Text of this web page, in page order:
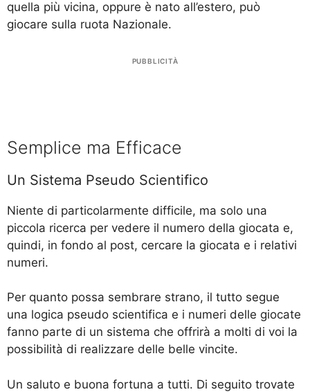
quella più vicina, oppure è nato all’estero, può
giocare sulla ruota Nazionale.
PUBBLICITÀ
Semplice ma Efficace
Un Sistema Pseudo Scientifico
Niente di particolarmente difficile, ma solo una
piccola ricerca per vedere il numero della giocata e,
quindi, in fondo al post, cercare la giocata e i relativi
numeri.
Per quanto possa sembrare strano, il tutto segue
una logica pseudo scientifica e i numeri delle giocate
fanno parte di un sistema che offrirà a molti di voi la
possibilità di realizzare delle belle vincite.
Un saluto e buona fortuna a tutti. Di seguito trovate